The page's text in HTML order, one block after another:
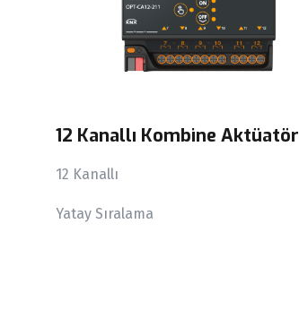
12 Kanallı Kombine Aktüatör
12 Kanallı
Yatay Sıralama